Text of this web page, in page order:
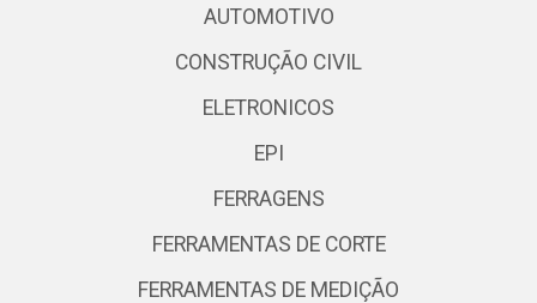
AUTOMOTIVO
CONSTRUÇÃO CIVIL
ELETRONICOS
EPI
FERRAGENS
FERRAMENTAS DE CORTE
FERRAMENTAS DE MEDIÇÃO